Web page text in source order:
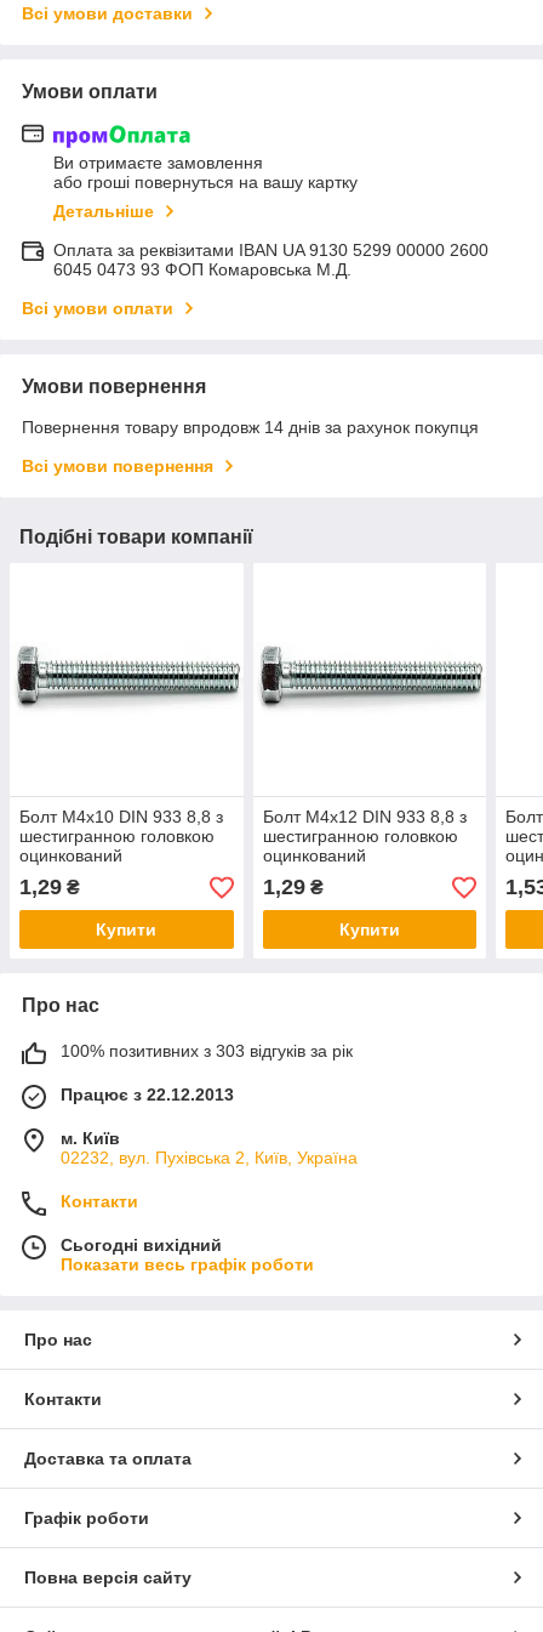
Всі умови доставки
Умови оплати
Ви отримаєте замовлення
або гроші повернуться на вашу картку
Детальніше
Оплата за реквізитами IBAN UA 9130 5299 00000 2600
6045 0473 93 ФОП Комаровська М.Д.
Всі умови оплати
Умови повернення
Повернення товару впродовж 14 днів за рахунок покупця
Всі умови повернення
Подібні товари компанії
Болт М4х10 DIN 933 8,8 з
шестигранною головкою
оцинкований
1,29 ₴
Купити
Болт М4х12 DIN 933 8,8 з
шестигранною головкою
оцинкований
1,29₴
Купити
Про нас
100% позитивних з 303 відгуків за рік
Працює з 22.12.2013
м. Київ
02232, вул. Пухівська 2, Київ, Україна
Контакти
Сьогодні вихідний
Показати весь графік роботи
Про нас
Контакти
Доставка та оплата
Графік роботи
Повна версія сайту